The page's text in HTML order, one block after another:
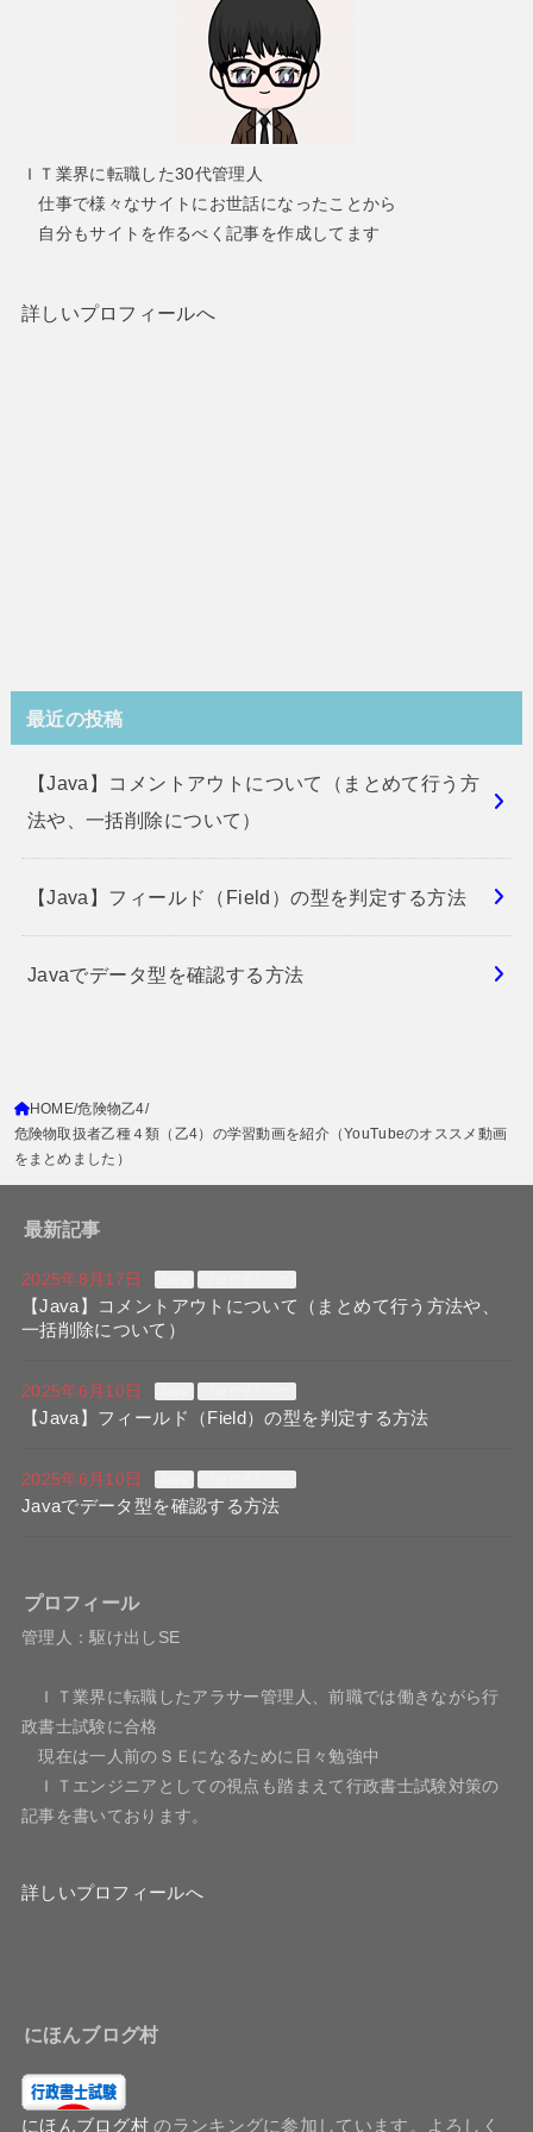
ＩＴ業界に転職した30代管理人
仕事で様々なサイトにお世話になったことから
自分もサイトを作るべく記事を作成してます
詳しいプロフィールへ
最近の投稿
【Java】コメントアウトについて（まとめて行う方
法や、一括削除について）
【Java】フィールド（Field）の型を判定する方法
Javaでデータ型を確認する方法
HOME 危険物乙4
危険物取扱者乙種４類（乙4）の学習動画を紹介（YouTubeのオススメ動画
をまとめました）
最新記事
2025年8月17日
【Java】コメントアウトについて（まとめて行う方法や、
一括削除について）
2025年6月10日
【Java】フィールド（Field）の型を判定する方法
2025年6月10日
Javaでデータ型を確認する方法
プロフィール
管理人：駆け出しSE
ＩＴ業界に転職したアラサー管理人、前職では働きながら行
政書士試験に合格
現在は一人前のＳＥになるために日々勉強中
ＩＴエンジニアとしての視点も踏まえて行政書士試験対策の
記事を書いております。
詳しいプロフィールへ
にほんブログ村
にほんブログ村 のランキングに参加しています。よろしく